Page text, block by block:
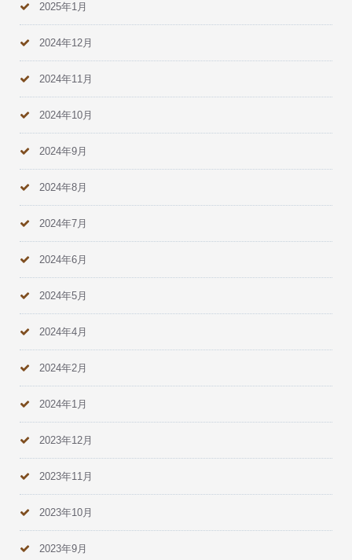
2025年1月
2024年12月
2024年11月
2024年10月
2024年9月
2024年8月
2024年7月
2024年6月
2024年5月
2024年4月
2024年2月
2024年1月
2023年12月
2023年11月
2023年10月
2023年9月